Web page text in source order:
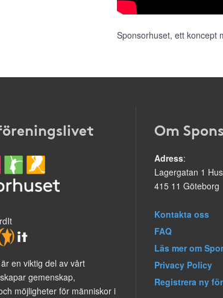
Sponsorhuset, ett koncept
en viktig del av vårt
gemenskap,
möjligheter för människor i
Om
Adress:
Lagergatan 1
415 11 Göteborg
Kontakta oss
FAQ
Läs mer om
Privacy Policy
Registrera ny